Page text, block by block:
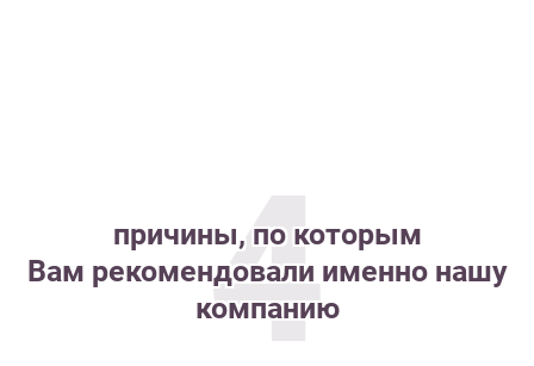
4
причины, по которым
Вам рекомендовали именно нашу
компанию